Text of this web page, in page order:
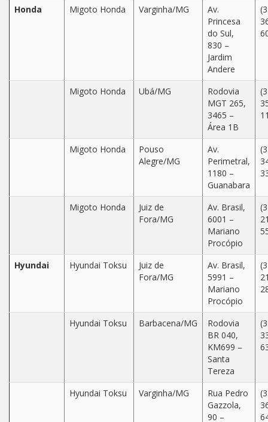
Honda
Migoto Honda Varginha/MG
Av.
Princesa
do Sul,
830 –
Jardim
Andere
Migoto Honda Ubá/MG
Rodovia
MGT 265,
3465 –
Área 1B
Migoto Honda
Pouso
Alegre/MG
Av.
Perimetral,
1180 –
Guanabara
Migoto Honda
Juiz de
Fora/MG
Av. Brasil,
6001 –
Mariano
Procópio
Hyundai Hyundai Toksu
Juiz de
Fora/MG
Av. Brasil,
5991 –
Mariano
Procópio
Hyundai Toksu Barbacena/MG
Rodovia
BR 040,
KM699 –
Santa
Tereza
Hyundai Toksu Varginha/MG
Rua Pedro
Gazzola,
90 –